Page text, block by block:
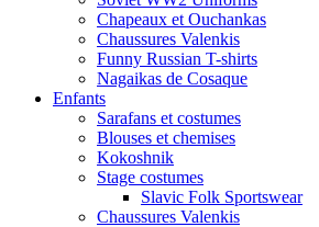
Chapeaux et Ouchankas
Chaussures Valenkis
Funny Russian T-shirts
Nagaikas de Cosaque
Enfants
Sarafans et costumes
Blouses et chemises
Kokoshnik
Stage costumes
Slavic Folk Sportswear
Chaussures Valenkis